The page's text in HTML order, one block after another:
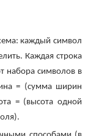
каждый символ
Каждая строка
набора символов в
= (сумма ширин
= (высота одной